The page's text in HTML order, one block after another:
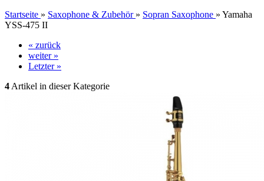
Startseite » Saxophone & Zubehör » Sopran Saxophone » Yamaha
YSS-475 II
« zurück
weiter »
Letzter »
4 Artikel in dieser Kategorie